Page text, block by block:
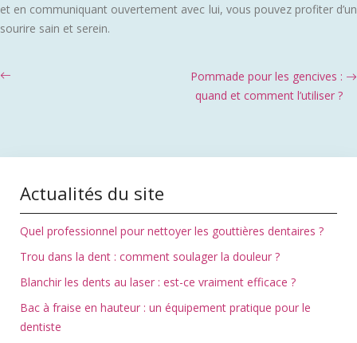
et en communiquant ouvertement avec lui, vous pouvez profiter d’un
sourire sain et serein.
Pommade pour les gencives :
quand et comment l’utiliser ?
Actualités du site
Quel professionnel pour nettoyer les gouttières dentaires ?
Trou dans la dent : comment soulager la douleur ?
Blanchir les dents au laser : est-ce vraiment efficace ?
Bac à fraise en hauteur : un équipement pratique pour le
dentiste